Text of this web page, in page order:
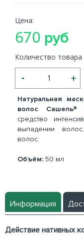
Натуральная
волос Сашель®
средство
выпадении
волос.
Объём: 50 мл
Цена:
670 руб
Количество товара
Информация
Действие нативных